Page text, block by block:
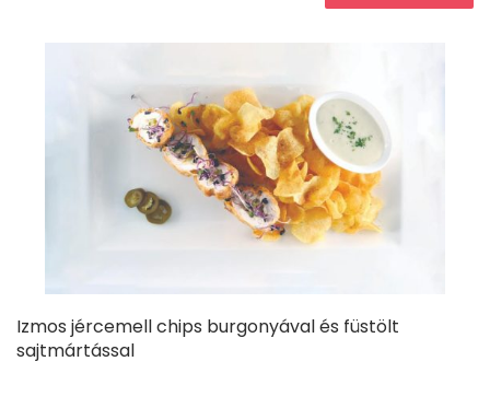
Izmos jércemell chips burgonyával és füstölt
sajtmártással